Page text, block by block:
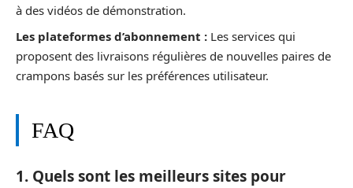
à des vidéos de démonstration.
Les plateformes d’abonnement : Les services qui
proposent des livraisons régulières de nouvelles paires de
crampons basés sur les préférences utilisateur.
FAQ
1. Quels sont les meilleurs sites pour